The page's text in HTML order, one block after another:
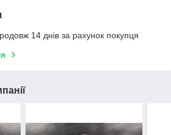
14 днів за рахунок покупця